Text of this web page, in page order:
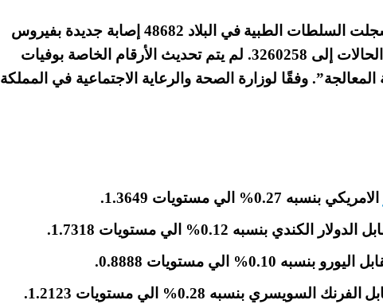
في البلاد 48682 إصابة جديدة بفيروس
كورونا، مما رفع إجمالي عدد الحالات إلى 3260258. لم يتم تحديث الأرقام الخاصة بوفيات
وفقًا لوزارة الصحة والرعاية الاجتماعية في المملكة
الامريكي بنسبه 0.27% الي مستويات 1.3649.
بنسبه 0.12% الي مستويات 1.7318.
0.10% الي مستويات 0.8888.
الفرنك السويسري بنسبه 0.28% الي مستويات 1.2123.